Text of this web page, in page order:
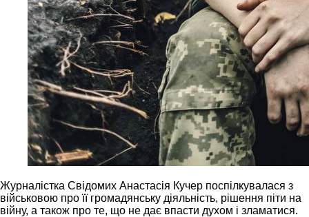
Журналістка Свідомих Анастасія Кучер поспілкувалася з
військовою про її громадянську діяльність, рішення піти на
війну, а також про те, що не дає впасти духом і зламатися.